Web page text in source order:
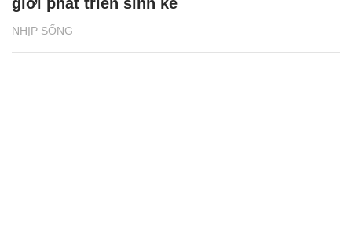
NHỊP SỐNG